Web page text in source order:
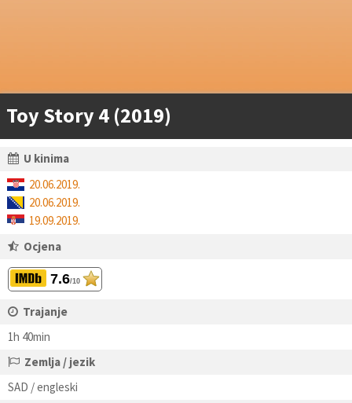
Toy Story 4 (2019)
U kinima
20.06.2019.
20.06.2019.
19.09.2019.
Ocjena
7.6/10
Trajanje
1h 40min
Zemlja / jezik
SAD / engleski